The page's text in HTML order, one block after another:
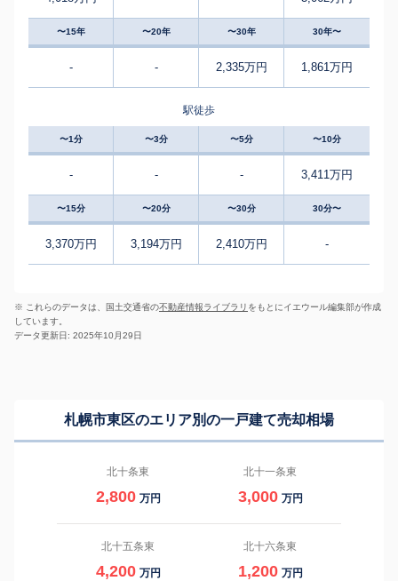
〜15年 〜20年 〜30年 30年〜
- - 2,335万円 1,861万円
駅徒歩
〜1分 〜3分 〜5分 〜10分
- - - 3,411万円
〜15分 〜20分 〜30分 30分〜
3,370万円 3,194万円 2,410万円 -
※ これらのデータは、国土交通省の不動産情報ライブラリ をもとにイエウール編集部が作成
しています。
データ更新日: 2025年10月29日
札幌市東区のエリア別の一戸建て売却相場
北十条東
2,800 万円
北十一条東
3,000 万円
北十五条東
4,200 万円
北十六条東
1,200 万円